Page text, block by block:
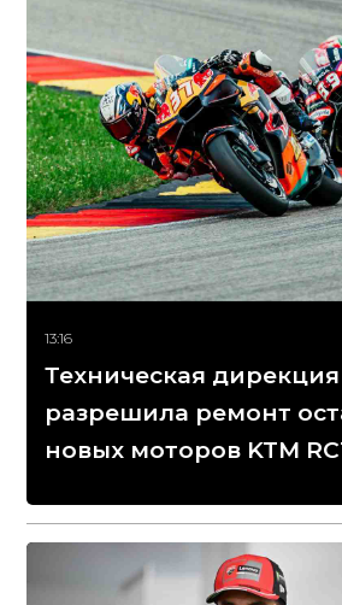
13:16
Техническая
разрешила ремонт
новых моторов KTM